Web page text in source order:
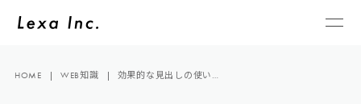
HOME WEB知識 効果的な見出しの使い…